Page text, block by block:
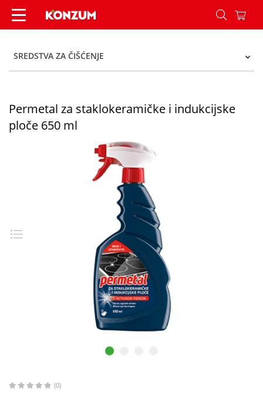
Permetal za staklokeramičke i indukcijske ploče
SREDSTVA ZA ČIŠĆENJE
Permetal za staklokeramičke i indukcijske
ploče 650 ml
(0)